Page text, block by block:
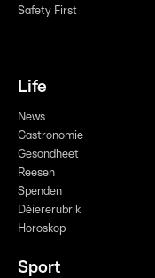
Safety First
Life
News
Gastronomie
Gesondheet
Reesen
Spenden
Déiererubrik
Horoskop
Sport